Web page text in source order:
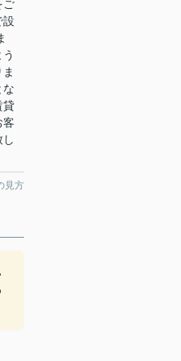
ご
設
な
貸
客
見方